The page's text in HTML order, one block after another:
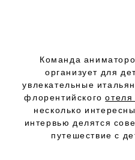
Команда
организует для
увлекательные
флорентийскогоотеля
несколько
интервью делятся
путешествие с